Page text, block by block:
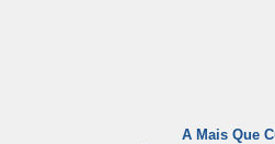
A Mais Que